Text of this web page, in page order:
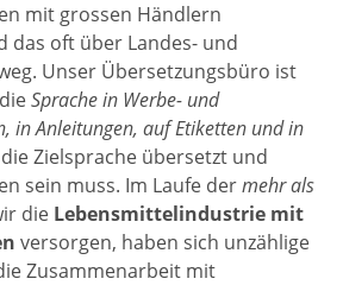
mit grossen Händlern
das oft über Landes- und
Unser Übersetzungsbüro ist
Sprache in Werbe- und
in Anleitungen, auf Etiketten und in
Zielsprache übersetzt und
sein muss. Im Laufe dermehr als
die Lebensmittelindustrie mit
versorgen, haben sich unzählige
Zusammenarbeit mit